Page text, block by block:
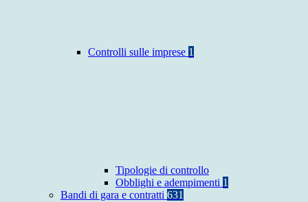
Controlli sulle imprese 1
Tipologie di controllo
Obblighi e adempimenti 1
Bandi di gara e contratti 631